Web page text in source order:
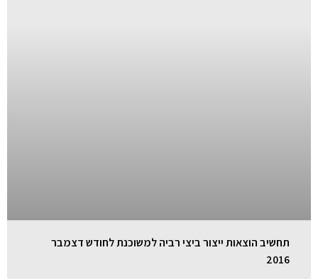
תחשיב הוצאות ייצור ביצי רביה למשוכנת לחודש דצמבר
2016